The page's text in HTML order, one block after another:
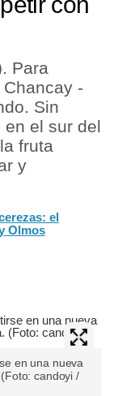
Para
-
Sin
en el sur del
fruta
y
el
Olmos
en una nueva
candoyi /